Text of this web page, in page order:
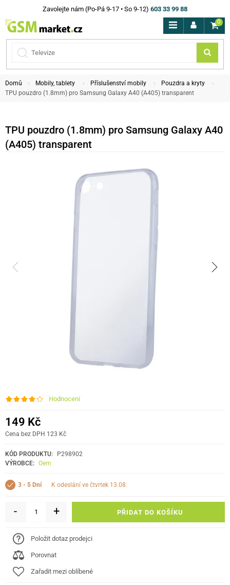
Zavolejte nám (Po-Pá 9-17 • So 9-12) 603 33 99 88
0
Domů Mobily, tablety Příslušenství mobily
Pouzdra a kryty
TPU pouzdro (1.8mm) pro Samsung Galaxy A40 (A405) transparent
TPU pouzdro (1.8mm) pro Samsung Galaxy A40
(A405) transparent
Hodnocení
149 Kč
Cena bez DPH 123 Kč
KÓD PRODUKTU:
P298902
VÝROBCE: Oem
3 - 5 Dní k odeslání ve čtvrtek 13.08.
- + PŘIDAT DO KOŠÍKU
Položit dotaz prodejci
Porovnat
Zařadit mezi oblíbené